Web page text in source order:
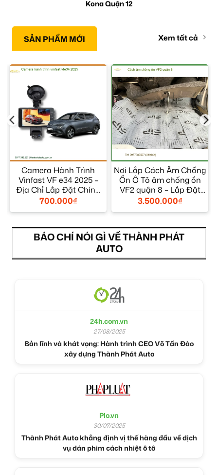
Kona Quận 12
SẢN PHẨM MỚI Xem tất cả
Camera Hành Trình
Vinfast VF e34 2025 –
Địa Chỉ Lắp Đặt Chính
Hãng TPHCM
700.000₫
Nơi Lắp Cách Âm Chống
Ồn Ô Tô âm chống ồn
VF2 quận 8 – Lắp Đặt
Giá Tốt
3.500.000₫
BÁO CHÍ NÓI GÌ VỀ THÀNH PHÁT
AUTO
24h.com.vn
27/08/2025
Bản lĩnh và khát vọng: Hành trình CEO Võ Tấn Đào
xây dựng Thành Phát Auto
Plo.vn
30/07/2025
Thành Phát Auto khẳng định vị thế hàng đầu về dịch
vụ dán phim cách nhiệt ô tô